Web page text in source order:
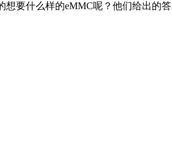
要什么样的eMMC呢？他们给出的